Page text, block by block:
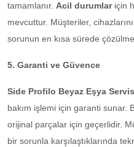
tamamlanır. Acil durumlariçin
mevcuttur. Müşteriler,
sorunun en kısa sürede
5. Garanti ve Güvence
Side Profilo Beyaz Eşya
bakım işlemi için garanti sunar.
orijinal parçalar için geçerlidir.
bir sorunla karşılaştıklarında